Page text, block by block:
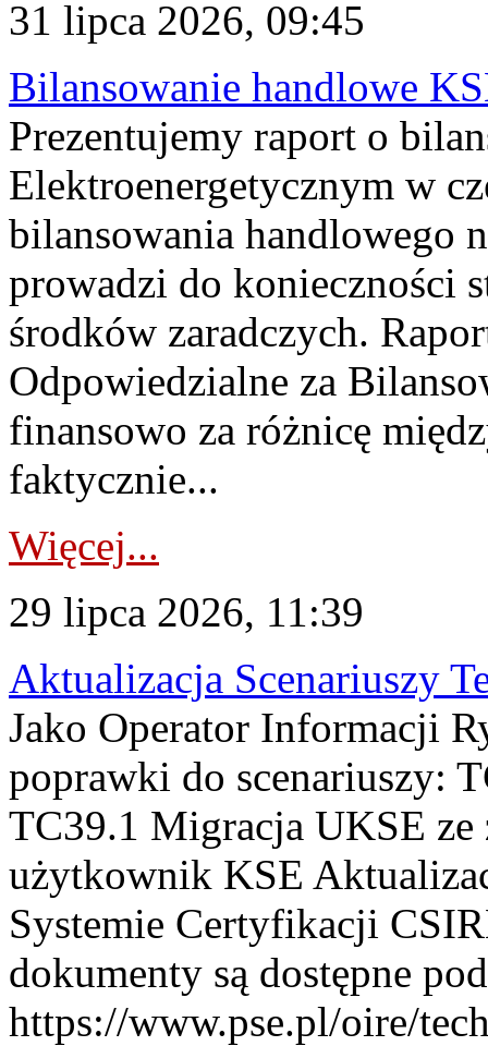
31 lipca 2026, 09:45
Bilansowanie handlowe
Prezentujemy raport o
Elektroenergetycznym w
bilansowania handlowego
prowadzi do konieczności
środków zaradczych.
Odpowiedzialne za
finansowo za różnicę
faktycznie...
Więcej...
29 lipca 2026, 11:39
Aktualizacja Scenariuszy
Jako Operator Informacji
poprawki do scenariuszy:
TC39.1 Migracja UKSE
użytkownik KSE
Systemie Certyfikacji
dokumenty są dostępne
https://www.pse.pl/oire/